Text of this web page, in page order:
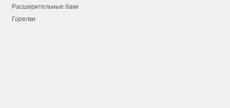
Расширительные баки
Горелки